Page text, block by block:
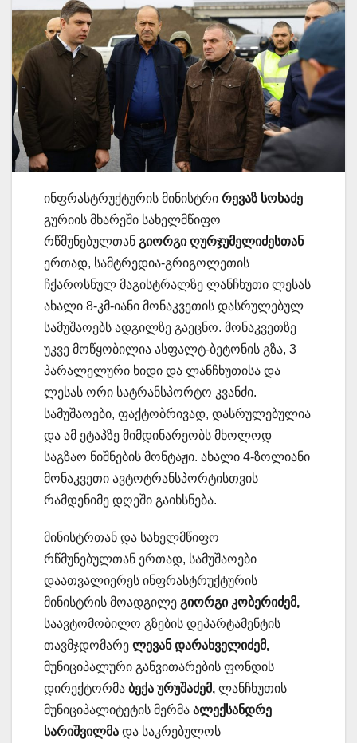
ინფრასტრუქტურის მინისტრი რევაზ სოხაძე
გურიის მხარეში სახელმწიფო
რწმუნებულთან გიორგი ღურჯუმელიძესთან
ერთად, სამტრედია-გრიგოლეთის
ჩქაროსნულ მაგისტრალზე ლანჩხუთი ლესას
ახალი 8-კმ-იანი მონაკვეთის დასრულებულ
სამუშაოებს ადგილზე გაეცნო. მონაკვეთზე
უკვე მოწყობილია ასფალტ-ბეტონის გზა, 3
პარალელური ხიდი და ლანჩხუთისა და
ლესას ორი სატრანსპორტო კვანძი.
სამუშაოები, ფაქტობრივად, დასრულებულია
და ამ ეტაპზე მიმდინარეობს მხოლოდ
საგზაო ნიშნების მონტაჟი. ახალი 4-ზოლიანი
მონაკვეთი ავტოტრანსპორტისთვის
რამდენიმე დღეში გაიხსნება.
მინისტრთან და სახელმწიფო
რწმუნებულთან ერთად, სამუშაოები
დაათვალიერეს ინფრასტრუქტურის
მინისტრის მოადგილე გიორგი კობერიძემ,
საავტომობილო გზების დეპარტამენტის
თავმჯდომარე ლევან დარახველიძემ,
მუნიციპალური განვითარების ფონდის
დირექტორმა ბექა ურუშაძემ, ლანჩხუთის
მუნიციპალიტეტის მერმა ალექსანდრე
სარიშვილმა და საკრებულოს